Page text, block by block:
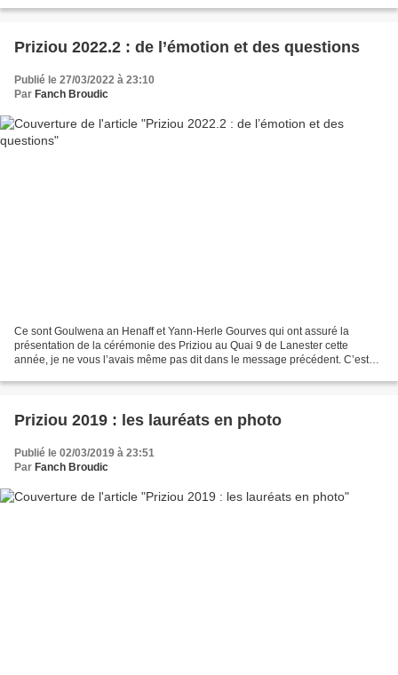
Priziou 2022.2 : de l’émotion et des questions
Publié le 27/03/2022 à 23:10
Par Fanch Broudic
Ce sont Goulwena an Henaff et Yann-Herle Gourves qui ont assuré la
présentation de la cérémonie des Priziou au Quai 9 de Lanester cette
année, je ne vous l’avais même pas dit dans le message précédent. C’est
Priziou 2019 : les lauréats en photo
Publié le 02/03/2019 à 23:51
Par Fanch Broudic